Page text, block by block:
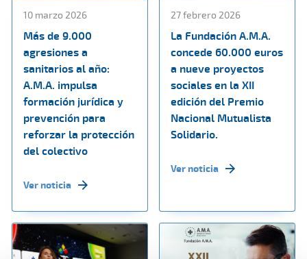
10 marzo 2026
Más de 9.000
agresiones a
sanitarios al año:
A.M.A. impulsa
formación jurídica y
prevención para
reforzar la protección
del colectivo
Ver noticia
27 febrero 2026
La Fundación A.M.A.
concede 60.000 euros
a nueve proyectos
sociales en la XII
edición del Premio
Nacional Mutualista
Solidario.
Ver noticia